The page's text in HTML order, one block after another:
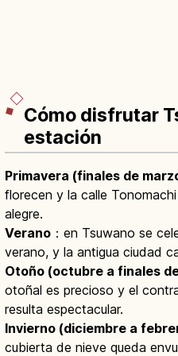
Cómo disfrutar
estación
Primavera (finales de
florecen y la calle
alegre.
Verano ：en Tsuwano se
verano, y la antigua ciudad
Otoño (octubre a finales
otoñal es precioso y el
resulta espectacular.
Invierno (diciembre a
cubierta de nieve queda